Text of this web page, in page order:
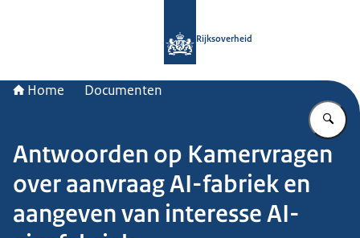
Rijksoverheid
Home Documenten
Antwoorden op Kamervragen
over aanvraag AI-fabriek en
aangeven van interesse AI-